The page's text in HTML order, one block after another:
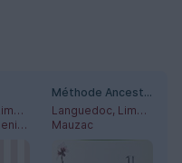
Languedoc, Limoux
Pinot Noir, Chenin Blanc, Chardonnay
Méthode Ancestrale
Languedoc, Limoux
Mauzac